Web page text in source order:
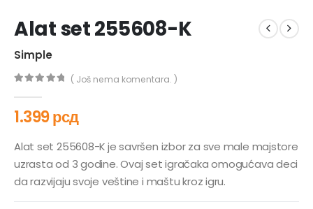
Alat set 255608-K
Simple
( Još nema komentara. )
1.399рсд
Alat set 255608-K je savršen izbor za sve male majstore
uzrasta od 3 godine. Ovaj set igračaka omogućava deci
da razvijaju svoje veštine i maštu kroz igru.